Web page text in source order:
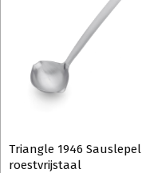
Triangle 1946 Sauslepel
roestvrijstaal